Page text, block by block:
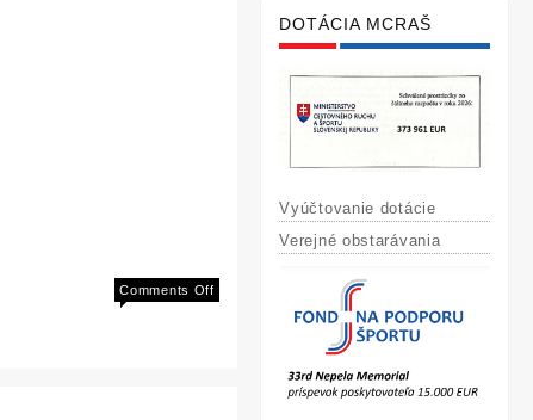
Comments Offon
DOTÁCIA MCRAŠ
Vyúčtovanie dotácie
Verejné obstarávania